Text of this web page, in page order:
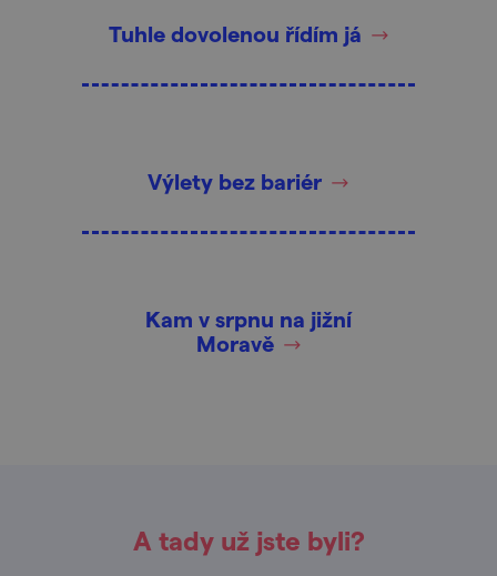
Tuhle dovolenou řídím já
Výlety bez bariér
Kam v srpnu na jižní
Moravě
A tady už jste byli?